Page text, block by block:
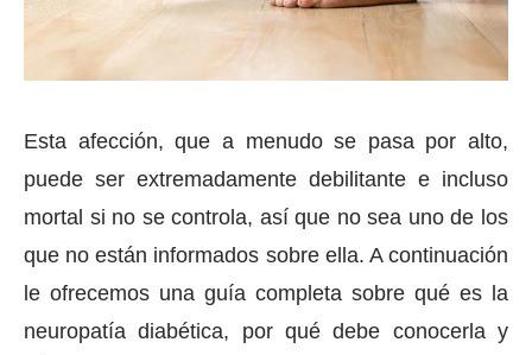
Esta afección, que a menudo se pasa por alto,
puede ser extremadamente debilitante e incluso
mortal si no se controla, así que no sea uno de los
que no están informados sobre ella. A continuación
le ofrecemos una guía completa sobre qué es la
neuropatía diabética, por qué debe conocerla y